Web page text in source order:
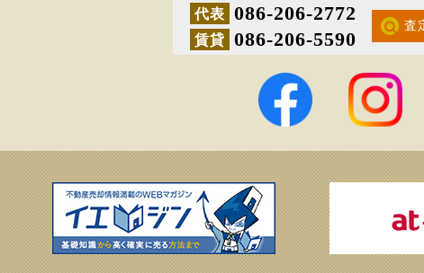
代表 086-206-2772
賃貸 086-206-5590
査